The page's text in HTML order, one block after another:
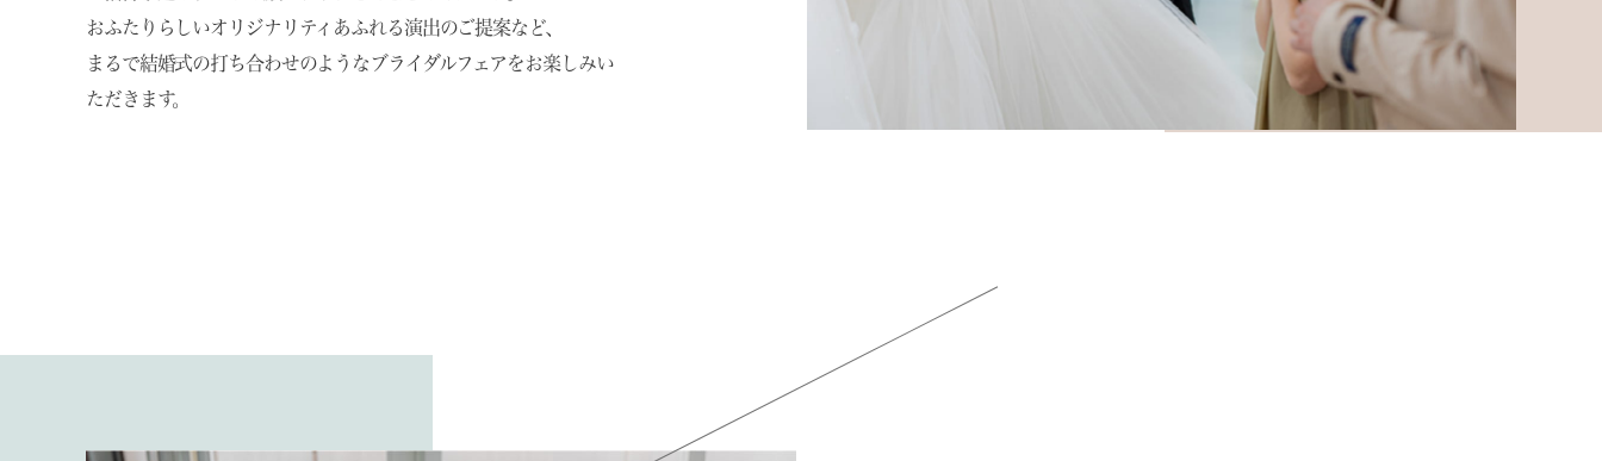
おふたりらしいオリジナリティあふれる演出のご提案など、
まるで結婚式の打ち合わせのようなブライダルフェアをお楽しみい
ただきます。